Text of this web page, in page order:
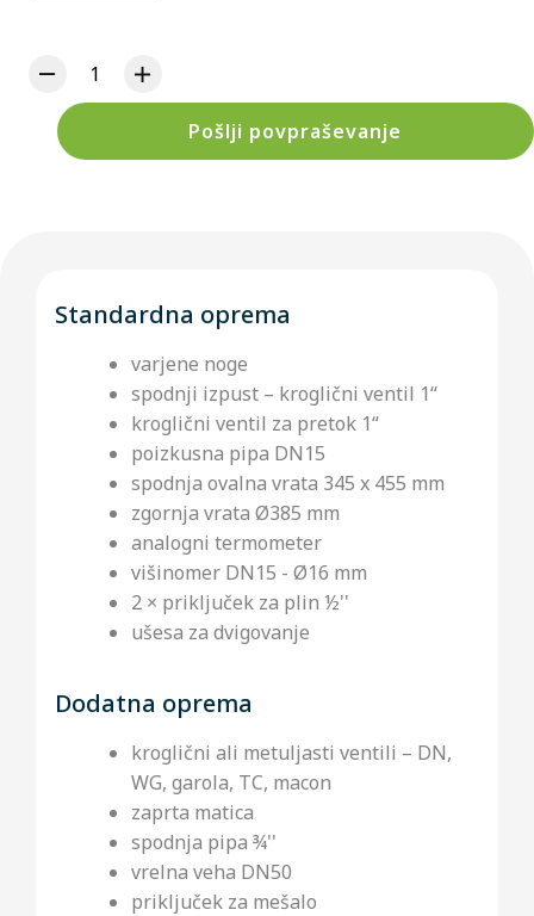
Pošlji povpraševanje
Standardna oprema
varjene noge
spodnji izpust – kroglični ventil 1“
kroglični ventil za pretok 1“
poizkusna pipa DN15
spodnja ovalna vrata 345 x 455 mm
zgornja vrata Ø385 mm
analogni termometer
višinomer DN15 - Ø16 mm
2 × priključek za plin ½''
ušesa za dvigovanje
Dodatna oprema
kroglični ali metuljasti ventili – DN,
WG, garola, TC, macon
zaprta matica
spodnja pipa ¾''
vrelna veha DN50
priključek za mešalo